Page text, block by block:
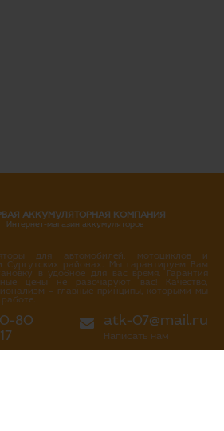
АККУМУЛЯТОРНАЯ КОМПАНИЯ
Интернет-магазин аккумуляторов
для автомобилей, мотоциклов и
Сургутских районах. Мы гарантируем Вам
в удобное для вас время. Гарантия
цены не разочаруют вас! Качество,
– главные принципы, которыми мы
80
atk-07@mail.ru
Написать нам